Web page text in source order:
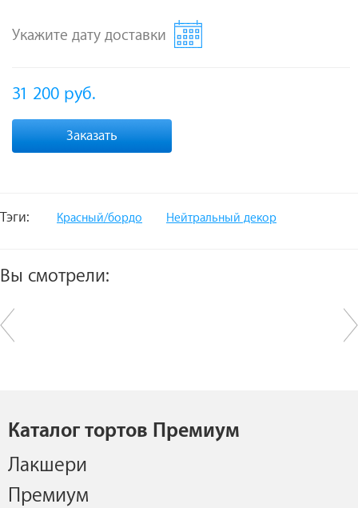
Укажите дату доставки
31 200 руб.
Заказать
Тэги: Красный/бордо Нейтральный декор
Вы смотрели:
Каталог тортов Премиум
Лакшери
Премиум